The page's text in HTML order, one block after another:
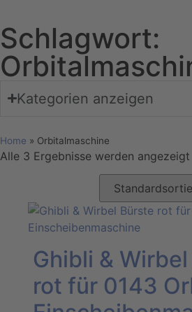
Schlagwort:
Kategorien anzeigen
Home » Orbitalmaschine
Alle 3 Ergebnisse werden angezeigt
Ghibli &
rot für 0143